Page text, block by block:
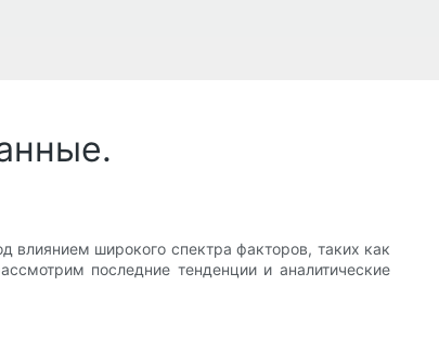
влиянием широкого спектра факторов, таких как
последние тенденции и аналитические